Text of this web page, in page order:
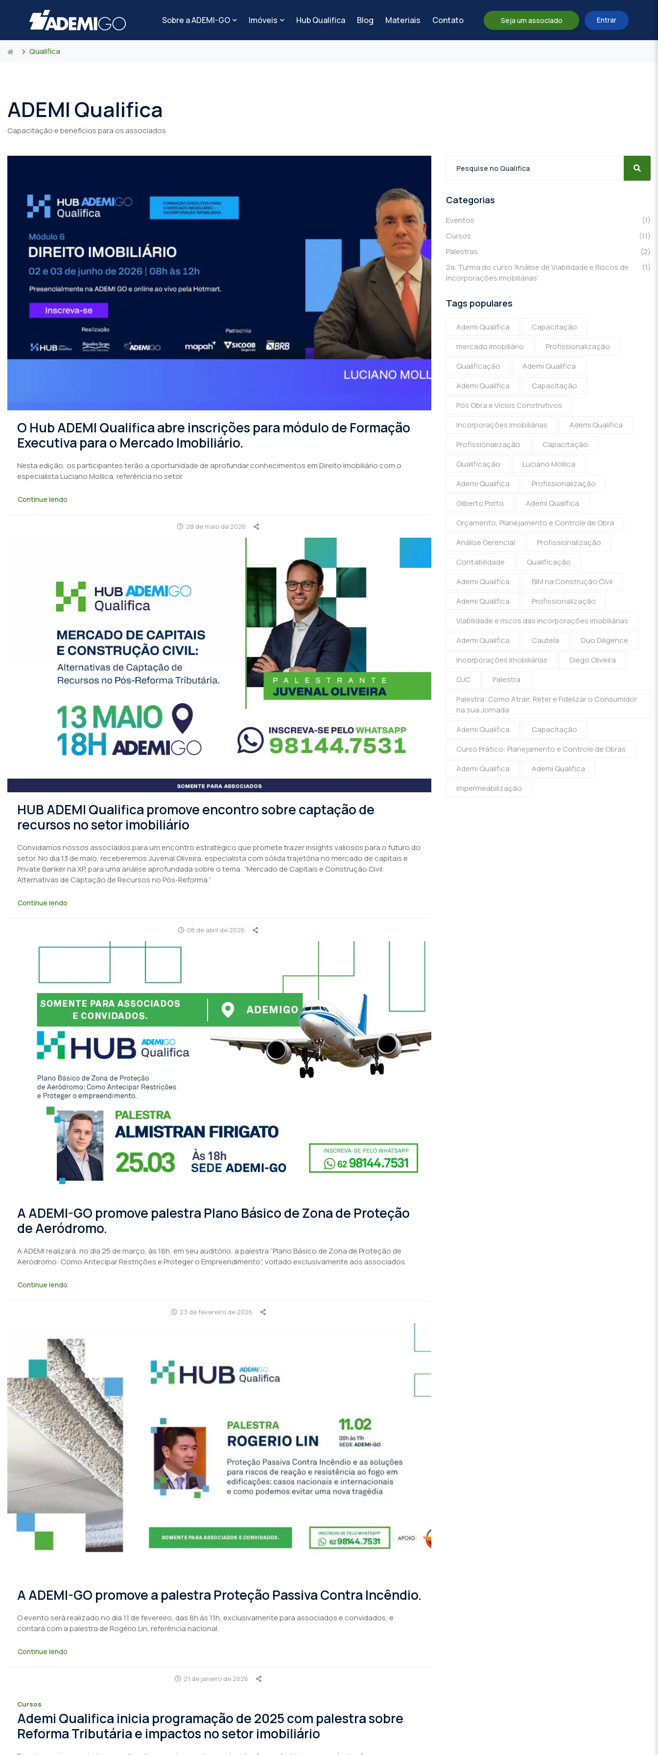
Sobre a ADEMI-GO Imóveis Hub Qualifica Blog Materiais Contato Seja um associado Entrar
Qualifica
ADEMI Qualifica
Capacitação e benefícios para os associados
O Hub ADEMI Qualifica abre inscrições para módulo de Formação
Executiva para o Mercado Imobiliário.
Nesta edição, os participantes terão a oportunidade de aprofundar conhecimentos em Direito Imobiliário com o
especialista Luciano Mollica, referência no setor.
Continue lendo
28 de maio de 2026
HUB ADEMI Qualifica promove encontro sobre captação de
recursos no setor imobiliário
Convidamos nossos associados para um encontro estratégico que promete trazer insights valiosos para o futuro do
setor. No dia 13 de maio, receberemos Juvenal Oliveira, especialista com sólida trajetória no mercado de capitais e
Private Banker na XP, para uma análise aprofundada sobre o tema: “Mercado de Capitais e Construção Civil:
Alternativas de Captação de Recursos no Pós-Reforma.”
Continue lendo
08 de abril de 2026
A ADEMI-GO promove palestra Plano Básico de Zona de Proteção
de Aeródromo.
A ADEMI realizará, no dia 25 de março, às 18h, em seu auditório, a palestra “Plano Básico de Zona de Proteção de
Aeródromo: Como Antecipar Restrições e Proteger o Empreendimento”, voltado exclusivamente aos associados.
Continue lendo
23 de fevereiro de 2026
A ADEMI-GO promove a palestra Proteção Passiva Contra Incêndio.
O evento será realizado no dia 11 de fevereiro, das 8h às 11h, exclusivamente para associados e convidados, e
contará com a palestra de Rogério Lin, referência nacional.
Continue lendo
21 de janeiro de 2026
Cursos
Ademi Qualifica inicia programação de 2025 com palestra sobre
Reforma Tributária e impactos no setor imobiliário
Categorias
Eventos
(1)
Cursos
(11)
Palestras
(2)
2a. Turma do curso 'Análise de Viabilidade e Riscos de
Incorporações Imobiliárias'
(1)
Tags populares
Ademi Qualifica
Capacitação
mercado imobiliário
Profissionalização
Qualificação
Ademi Qualifica
Ademi Qualifica
Capacitação
Pós Obra e Vícios Construtivos
Incorporações Imobiliárias
Ademi Qualifica
Profissionalização
Capacitação
Qualificação
Luciano Mollica
Ademi Qualifica
Profissionalização
Gilberto Porto
Ademi Qualifica
Orçamento, Planejamento e Controle de Obra
Análise Gerencial
Profissionalização
Contabilidade
Qualificação
Ademi Qualifica
BIM na Construção Civil
Ademi Qualifica
Profissionalização
Viabilidade e riscos das incorporações imobiliárias
Ademi Qualifica
Cautela
Duo Diligence
Incorporações Imobiliárias
Diego Oliveira
OJC
Palestra
Palestra: Como Atrair, Reter e Fidelizar o Consumidor
na sua Jornada
Ademi Qualifica
Capacitação
Curso Prático: Planejamento e Controle de Obras
Ademi Qualifica
Ademi Qualifica
impermeabilização